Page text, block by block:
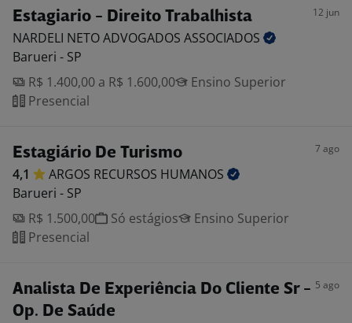
Estagiario - Direito Trabalhista 12 jun
NARDELI NETO ADVOGADOS ASSOCIADOS
Barueri - SP
R$ 1.400,00 a R$ 1.600,00
Ensino Superior
Presencial
Estagiário De Turismo 7 ago
4,1 ARGOS RECURSOS HUMANOS
Barueri - SP
R$ 1.500,00
Só estágios
Ensino Superior
Presencial
Analista De Experiência Do Cliente Sr -
Op. De Saúde
5 ago